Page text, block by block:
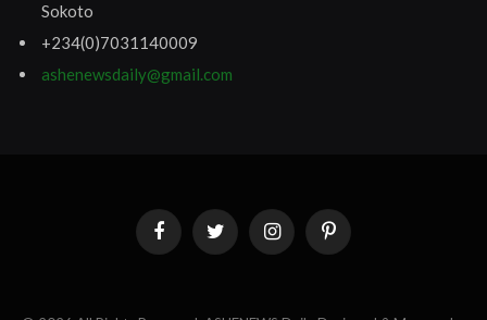
Sokoto
+234(0)7031140009
ashenewsdaily@gmail.com
FacebookTwitter InstagramPinterest